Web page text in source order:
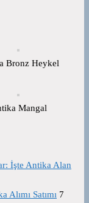
Bronz Heykel
Mangal
İşte Antika Alan
Satımı 7